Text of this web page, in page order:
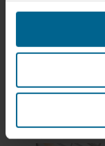
sosiaalisessa
sosiaalisen
yhdistää nämä
aikaisemmin
palveluidensa
Arkkitehtien
parempien
Lue lisää